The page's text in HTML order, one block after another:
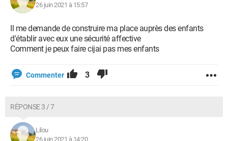
26 juin 2021 à 15:57
Il me demande de construire ma place auprès des enfants
d'établir avec eux une sécurité affective
Comment je peux faire cijai pas mes enfants
Commenter 3
RÉPONSE 3 / 7
Lilou
26 juin 2021 à 14:20